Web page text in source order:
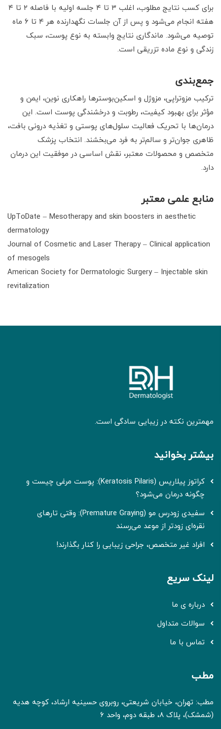
برای کسب نتایج مطلوب، اغلب ۳ تا ۴ جلسه اولیه با فاصله ۲ تا ۴
هفته انجام می‌شود و پس از آن جلسات نگهدارنده هر ۴ تا ۶ ماه
توصیه می‌شود. ماندگاری نتایج وابسته به نوع پوست، سبک
زندگی و نوع ماده تزریقی است.
جمع‌بندی
ترکیب مزوتراپی، مزوژل و اسکین‌بوسترها راهکاری نوین، ایمن و
مؤثر برای بهبود کیفیت، رطوبت و درخشندگی پوست است. این
درمان‌ها با تحریک فعالیت سلول‌های پوستی و تغذیه درونی بافت،
ظاهری جوان‌تر و سالم‌تر به فرد می‌بخشند. انتخاب پزشک
متخصص و محصولات معتبر، نقش اساسی در موفقیت این درمان
دارد.
منابع علمی معتبر
UpToDate – Mesotherapy and skin boosters in aesthetic
dermatology
Journal of Cosmetic and Laser Therapy – Clinical application
of mesogels
American Society for Dermatologic Surgery – Injectable skin
revitalization
مهمترین نکته در زیبایی سادگی است.
بیشتر بخوانید
کراتوز پیلاریس (Keratosis Pilaris): پوست مرغی چیست و
چگونه درمان می‌شود؟
سفیدی زودرس مو (Premature Graying): وقتی تارهای
نقره‌ای زودتر از موعد می‌رسند
افراد غیر متخصص، جراحی زیبایی را کنار بگذارند!
لینک سریع
درباره ی ما
سوالات متداول
تماس با ما
مطب
مطب: تهران، خیابان شریعتی، روبروی حسینیه ارشاد، کوچه هدیه
(شمشک)، پلاک 8، طبقه دوم، واحد 6